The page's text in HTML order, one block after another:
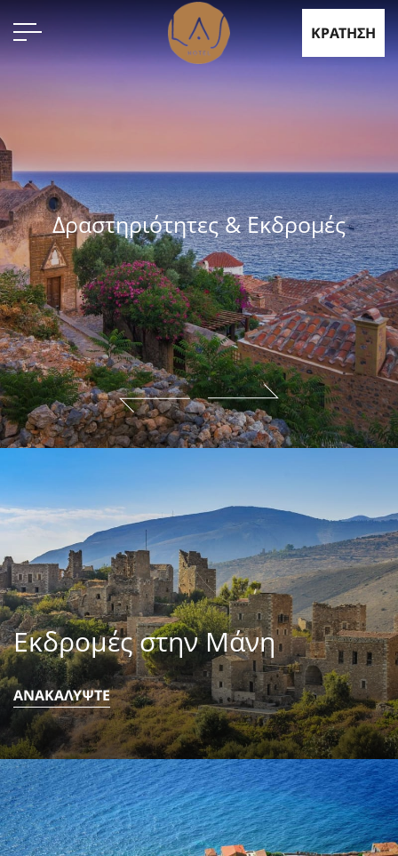
ΚΡΑΤΗΣΗ
Δραστηριότητες & Εκδρομές
Εκδρομές στην Μάνη
ΑΝΑΚΑΛΥΨΤΕ